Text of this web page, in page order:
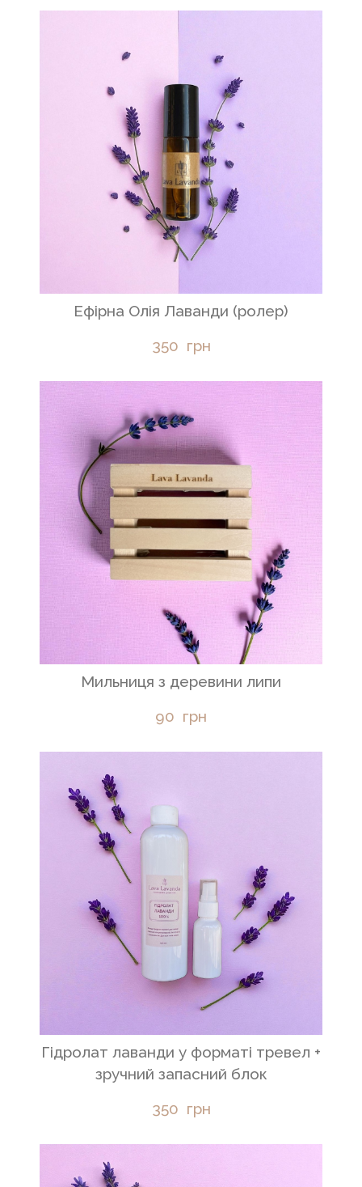
Ефірна Олія Лаванди (ролер)
350  грн
Мильниця з деревини липи
90  грн
Гідролат лаванди у форматі тревел +
зручний запасний блок
350  грн